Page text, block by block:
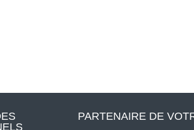
PARTENAIRE DE